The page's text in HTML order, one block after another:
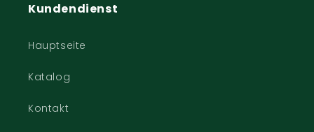
Kundendienst
Hauptseite
Katalog
Kontakt